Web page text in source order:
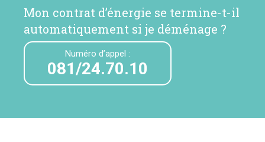
Mon contrat d’énergie se termine-t-il
automatiquement si je déménage ?
Numéro d’appel :
081/24.70.10